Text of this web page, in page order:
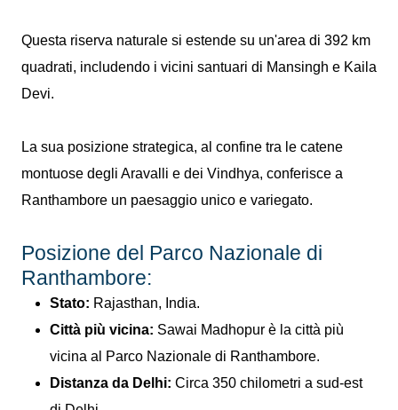
Questa riserva naturale si estende su un'area di 392 km
quadrati, includendo i vicini santuari di Mansingh e Kaila
Devi.
La sua posizione strategica, al confine tra le catene
montuose degli Aravalli e dei Vindhya, conferisce a
Ranthambore un paesaggio unico e variegato.
Posizione del Parco Nazionale di
Ranthambore:
Stato: Rajasthan, India.
Città più vicina: Sawai Madhopur è la città più
vicina al Parco Nazionale di Ranthambore.
Distanza da Delhi: Circa 350 chilometri a sud-est